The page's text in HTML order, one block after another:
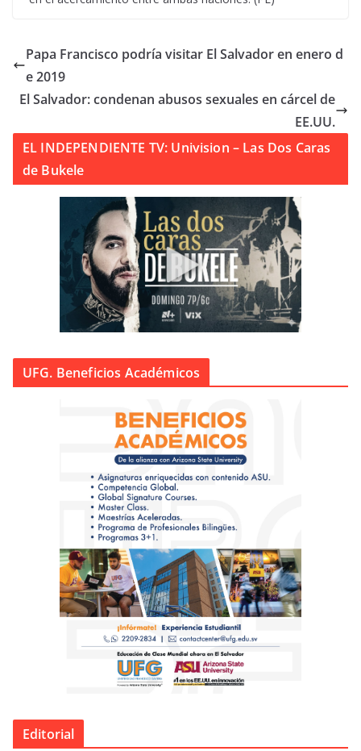
Papa Francisco podría visitar El Salvador en enero d
e 2019
El Salvador: condenan abusos sexuales en cárcel de
EE.UU.
EL INDEPENDIENTE TV: Univision – Las Dos Caras
de Bukele
UFG. Beneficios Académicos
Editorial